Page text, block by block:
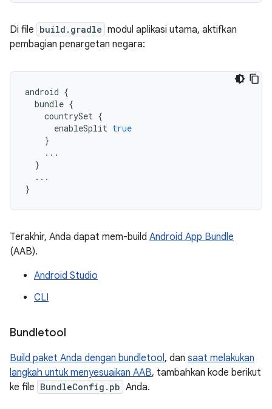
Di file build.gradle modul aplikasi utama, aktifkan
pembagian penargetan negara:
android {
bundle {
countrySet {
enableSplit true
}
...
}
...
}
Terakhir, Anda dapat mem-build Android App Bundle
(AAB).
Android Studio
CLI
Bundletool
Build paket Anda dengan bundletool, dan saat melakukan
langkah untuk menyesuaikan AAB, tambahkan kode berikut
ke file BundleConfig.pb Anda.